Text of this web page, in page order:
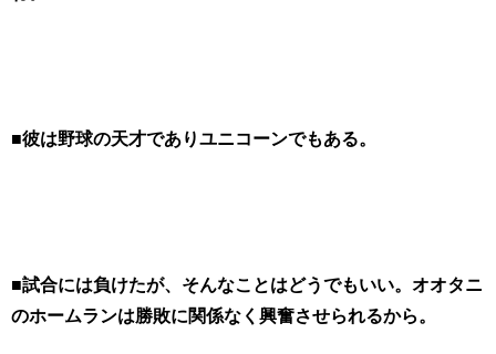
■彼は野球の天才でありユニコーンでもある。
■試合には負けたが、そんなことはどうでもいい。オオタニ
のホームランは勝敗に関係なく興奮させられるから。